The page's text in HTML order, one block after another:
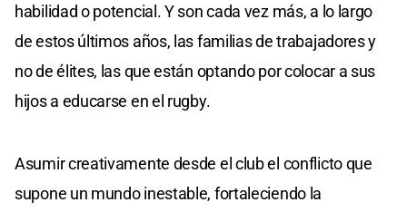
habilidad o potencial. Y son cada vez más, a lo largo
de estos últimos años, las familias de trabajadores y
no de élites, las que están optando por colocar a sus
hijos a educarse en el rugby.
Asumir creativamente desde el club el conflicto que
supone un mundo inestable, fortaleciendo la